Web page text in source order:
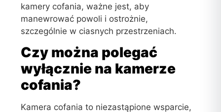
kamery cofania, ważne jest, aby
manewrować powoli i ostrożnie,
szczególnie w ciasnych przestrzeniach.
Czy można polegać
wyłącznie na kamerze
cofania?
Kamera cofania to niezastąpione wsparcie,